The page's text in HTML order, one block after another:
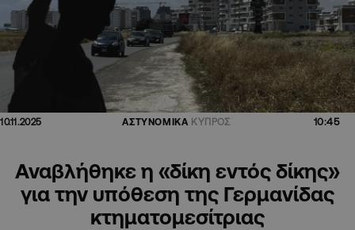
10.11.2025 ΑΣΤΥΝΟΜΙΚΑ ΚΥΠΡΟΣ 10:45
Αναβλήθηκε η «δίκη εντός δίκης»
για την υπόθεση της Γερμανίδας
κτηματομεσίτριας